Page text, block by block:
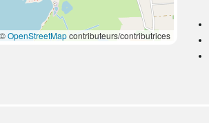
©OpenStreetMapcontributeurs/contributrices